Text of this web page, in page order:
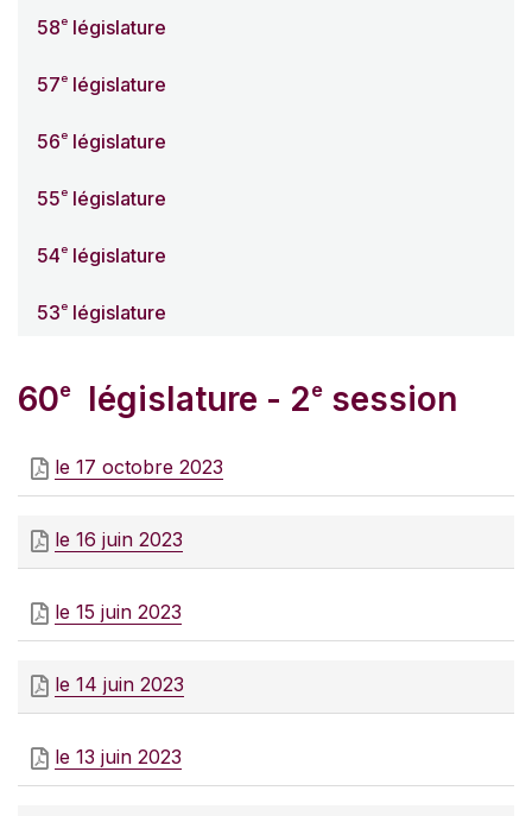
58e législature
57e législature
56e législature
55e législature
54e législature
53e législature
60e législature - 2e session
le 17 octobre 2023
le 16 juin 2023
le 15 juin 2023
le 14 juin 2023
le 13 juin 2023